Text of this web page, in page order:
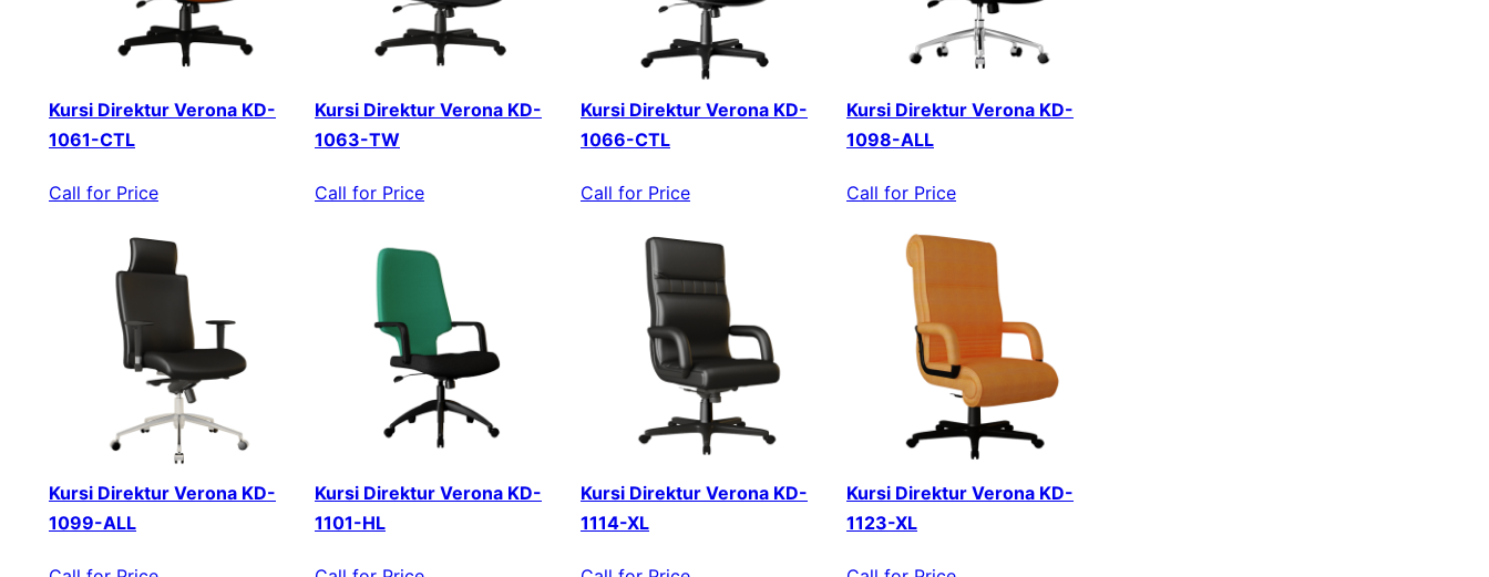
Kursi Direktur Verona KD-
1061-CTL
Call for Price
Kursi Direktur Verona KD-
1063-TW
Call for Price
Kursi Direktur Verona KD-
1066-CTL
Call for Price
Kursi Direktur Verona KD-
1098-ALL
Call for Price
Kursi Direktur Verona KD-
1099-ALL
Kursi Direktur Verona KD-
1101-HL
Kursi Direktur Verona KD-
1114-XL
Kursi Direktur Verona KD-
1123-XL